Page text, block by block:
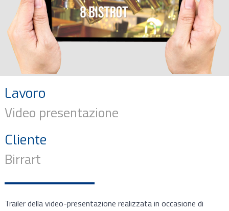
Lavoro
Video presentazione
Cliente
Birrart
Trailer della video-presentazione realizzata in occasione di